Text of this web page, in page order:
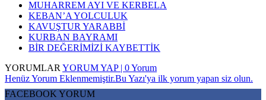
MUHARREM AYI VE KERBELA
KEBAN’A YOLCULUK
KAVUŞTUR YARABBİ
KURBAN BAYRAMI
BİR DEĞERİMİZİ KAYBETTİK
YORUMLAR YORUM YAP | 0 Yorum
Henüz Yorum Eklenmemiştir.Bu Yazı'ya ilk yorum yapan siz olun.
FACEBOOK YORUM